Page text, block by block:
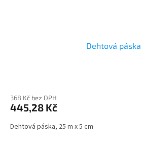
Dehtová páska
368 Kč bez DPH
445,28 Kč
Dehtová páska, 25 m x 5 cm